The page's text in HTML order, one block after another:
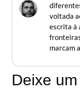
voltada
escrita à
marcam
Deixe